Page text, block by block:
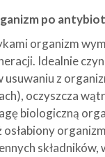
po
organizm
Idealnie
usuwaniu z
oczyszcza
biologiczną
składników,